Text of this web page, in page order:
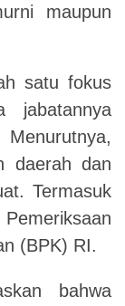
maupun
satu fokus
jabatannya
daerah dan
Termasuk
(BPK) RI.
bahwa